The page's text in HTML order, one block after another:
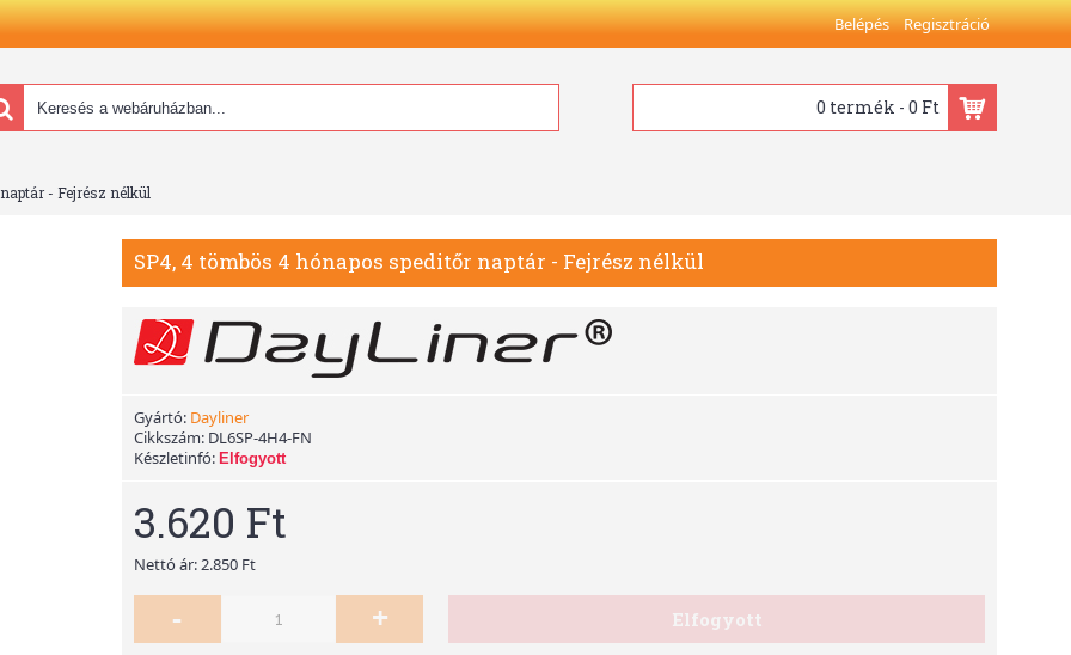
Belépés Regisztráció
0 termék - 0 Ft
- Fejrész nélkül
SP4, 4 tömbös 4 hónapos speditőr naptár - Fejrész nélkül
Gyártó: Dayliner
Cikkszám: DL6SP-4H4-FN
Készletinfó: Elfogyott
3.620 Ft
Nettó ár: 2.850 Ft
- + Elfogyott